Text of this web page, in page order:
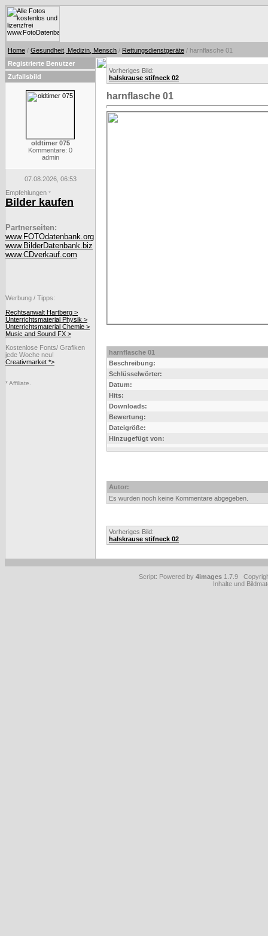
Home / Gesundheit, Medizin, Mensch / Rettungsdienstgeräte / harnflasche 01
Registrierte Benutzer
Zufallsbild
oldtimer 075
Kommentare: 0
admin
07.08.2026, 06:53
Empfehlungen *
Bilder kaufen
Partnerseiten:
www.FOTOdatenbank.org
www.BilderDatenbank.biz
www.CDverkauf.com
Werbung / Tipps:
Rechtsanwalt Hartberg >
Unterrichtsmaterial Physik >
Unterrichtsmaterial Chemie >
Music and Sound FX >
Kostenlose Fonts/ Grafiken
jede Woche neu!
Creativmarket *>
* Affiliate.
Vorheriges Bild:
halskrause stifneck 02
harnflasche 01
harnflasche 01
Beschreibung:
Schlüsselwörter:
Datum:
Hits:
Downloads:
Bewertung:
Dateigröße:
Hinzugefügt von:
Autor:
Es wurden noch keine Kommentare abgegeben.
Vorheriges Bild:
halskrause stifneck 02
Script: Powered by 4images 1.7.9
Inhalte und